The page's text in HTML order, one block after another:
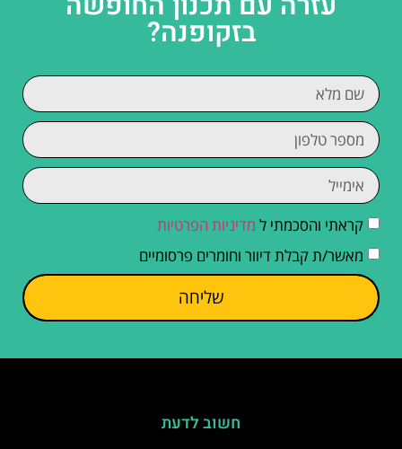
בזקופנה?
קראתי והסכמתי ל מדיניות הפרטיות
מאשר/ת קבלת דיוור וחומרים פרסומיים
שליחה
חשוב לדעת